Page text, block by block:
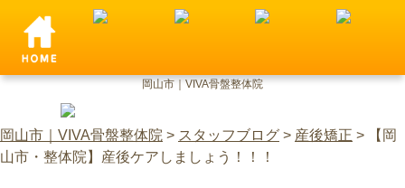
岡山市｜VIVA骨盤整体院
岡山市｜VIVA骨盤整体院 > スタッフブログ > 産後矯正 >
【岡
山市・整体院】産後ケアしましょう！！！